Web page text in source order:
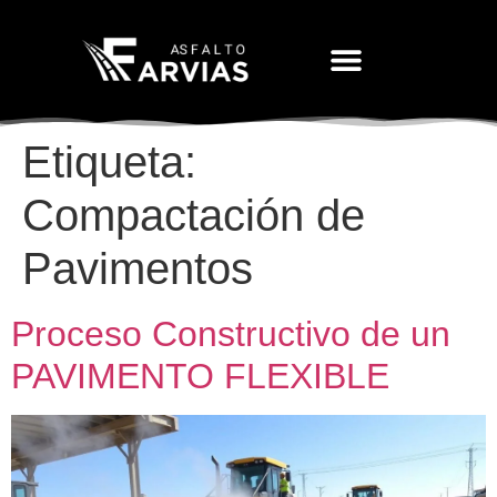
Etiqueta:
Compactación de
Pavimentos
Proceso Constructivo de un
PAVIMENTO FLEXIBLE